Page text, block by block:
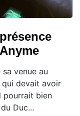
venue au
qui devait avoir
pourrait bien
Duc...